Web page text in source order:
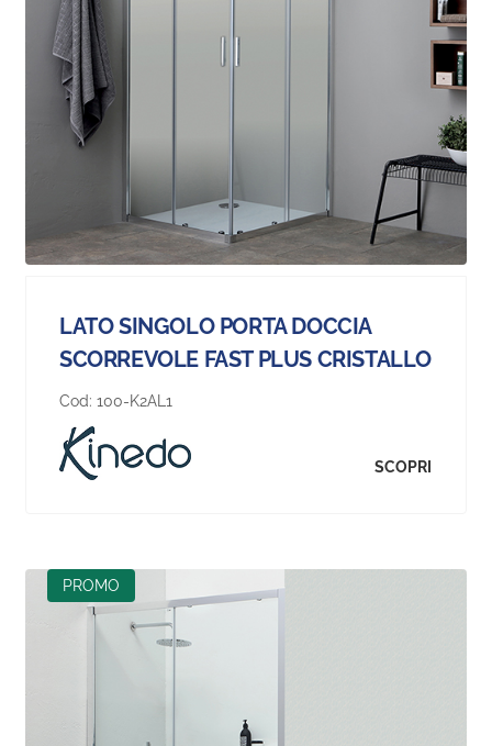
LATO SINGOLO PORTA DOCCIA
SCORREVOLE FAST PLUS CRISTALLO
Cod: 100-K2AL1
SCOPRI
PROMO